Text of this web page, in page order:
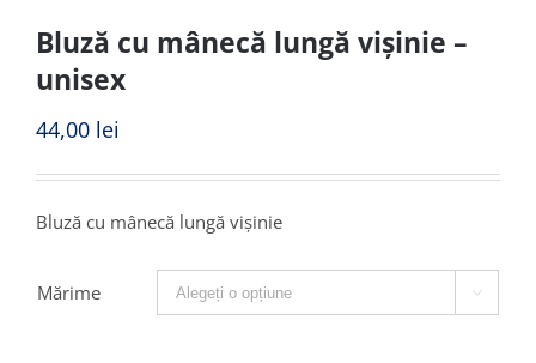
Bluză cu mânecă lungă vișinie –
unisex
44,00 lei
Bluză cu mânecă lungă vișinie
Mărime 